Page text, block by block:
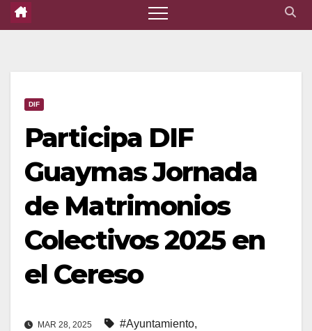
DIF
Participa DIF
Guaymas Jornada
de Matrimonios
Colectivos 2025 en
el Cereso
MAR 28, 2025 #Ayuntamiento,